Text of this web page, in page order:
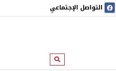
التواصل الإجتماعي
ابحث